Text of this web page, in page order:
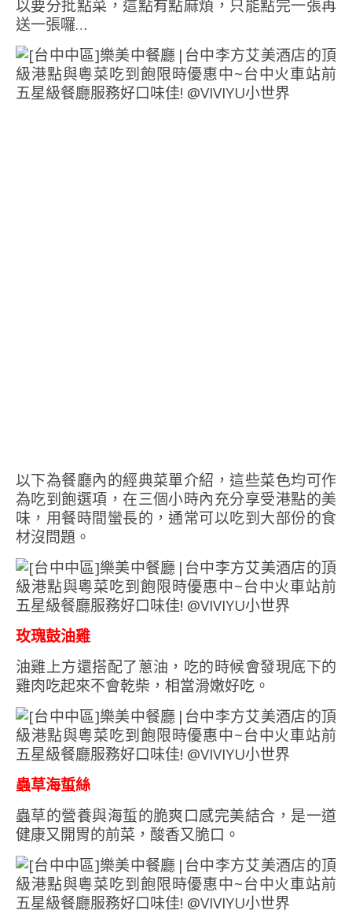
以要分批點菜，這點有點麻煩，只能點完一張再
送一張囉…
以下為餐廳內的經典菜單介紹，這些菜色均可作
為吃到飽選項，在三個小時內充分享受港點的美
味，用餐時間蠻長的，通常可以吃到大部份的食
材沒問題。
玫瑰鼓油雞
油雞上方還搭配了蔥油，吃的時候會發現底下的
雞肉吃起來不會乾柴，相當滑嫩好吃。
蟲草海蜇絲
蟲草的營養與海蜇的脆爽口感完美結合，是一道
健康又開胃的前菜，酸香又脆口。